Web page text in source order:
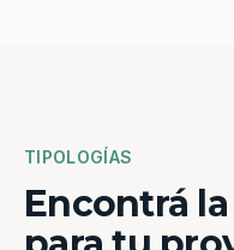
TIPOLOGÍAS
Encontrá